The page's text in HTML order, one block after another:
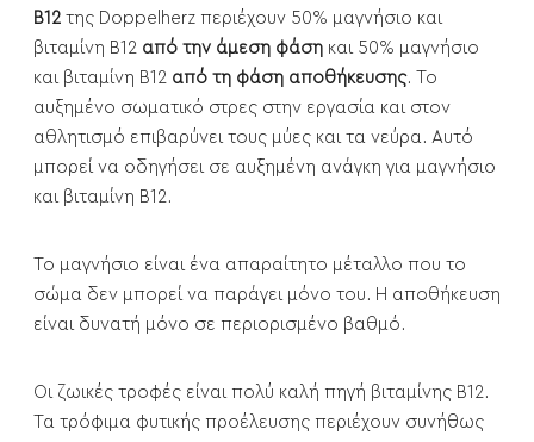
B12 της Doppelherz περιέχουν 50% μαγνήσιο και
βιταμίνη Β12 από την άμεση φάση και 50% μαγνήσιο
και βιταμίνη Β12 από τη φάση αποθήκευσης. Το
αυξημένο σωματικό στρες στην εργασία και στον
αθλητισμό επιβαρύνει τους μύες και τα νεύρα. Αυτό
μπορεί να οδηγήσει σε αυξημένη ανάγκη για μαγνήσιο
και βιταμίνη Β12.
Το μαγνήσιο είναι ένα απαραίτητο μέταλλο που το
σώμα δεν μπορεί να παράγει μόνο του. Η αποθήκευση
είναι δυνατή μόνο σε περιορισμένο βαθμό.
Οι ζωικές τροφές είναι πολύ καλή πηγή βιταμίνης Β12.
Τα τρόφιμα φυτικής προέλευσης περιέχουν συνήθως